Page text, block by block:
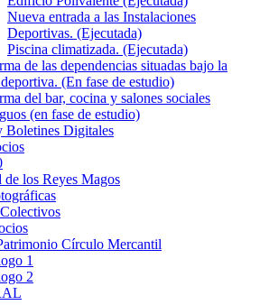
Nueva entrada a las Instalaciones
Deportivas. (Ejecutada)
Piscina climatizada. (Ejecutada)
de las dependencias situadas bajo la
(En fase de estudio)
del bar, cocina y salones sociales
(en fase de estudio)
Boletines Digitales
de los Reyes Magos
Círculo Mercantil
1
2